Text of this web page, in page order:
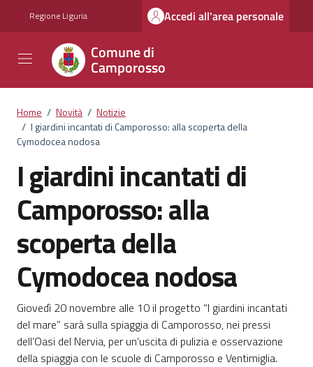
Regione Liguria Accedi all'area personale
Comune di
Camporosso
Home / Novità / Notizie
/ I giardini incantati di Camporosso: alla scoperta della
Cymodocea nodosa
I giardini incantati di
Camporosso: alla
scoperta della
Cymodocea nodosa
Dettagli della notizia
Giovedì 20 novembre alle 10 il progetto “I giardini incantati
del mare” sarà sulla spiaggia di Camporosso, nei pressi
dell’Oasi del Nervia, per un’uscita di pulizia e osservazione
della spiaggia con le scuole di Camporosso e Ventimiglia.